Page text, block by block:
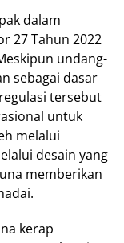
dalam
27 Tahun 2022
undang-
sebagai dasar
tersebut
untuk
melalui
desain yang
memberikan
kerap